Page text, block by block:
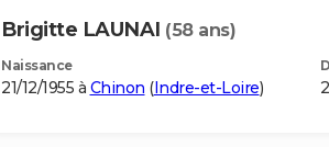
Brigitte LAUNAI (58 ans)
Naissance
21/12/1955 à Chinon (Indre-et-Loire)